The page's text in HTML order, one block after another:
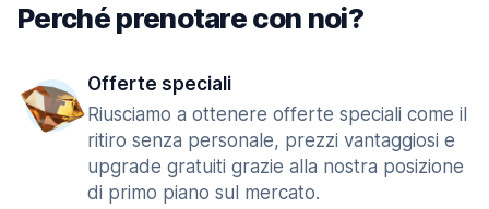
Perché prenotare con noi?
Offerte speciali
Riusciamo a ottenere offerte speciali come il
ritiro senza personale, prezzi vantaggiosi e
upgrade gratuiti grazie alla nostra posizione
di primo piano sul mercato.